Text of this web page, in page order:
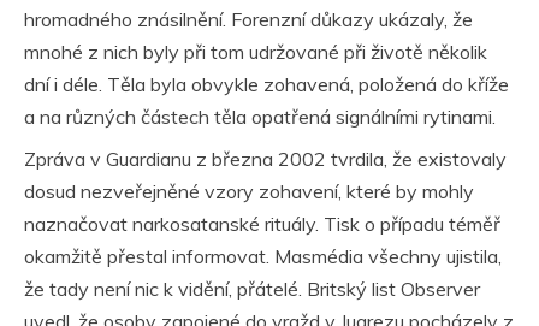
hromadného znásilnění. Forenzní důkazy ukázaly, že
mnohé z nich byly při tom udržované při životě několik
dní i déle. Těla byla obvykle zohavená, položená do kříže
a na různých částech těla opatřená signálními rytinami.
Zpráva v Guardianu z března 2002 tvrdila, že existovaly
dosud nezveřejněné vzory zohavení, které by mohly
naznačovat narkosatanské rituály. Tisk o případu téměř
okamžitě přestal informovat. Masmédia všechny ujistila,
že tady není nic k vidění, přátelé. Britský list Observer
uvedl, že osoby zapojené do vražd v Juarezu pocházely z